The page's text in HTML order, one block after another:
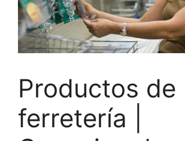
Productos de
ferretería |